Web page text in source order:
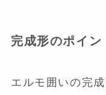
完成形のポイン
エルモ囲いの完